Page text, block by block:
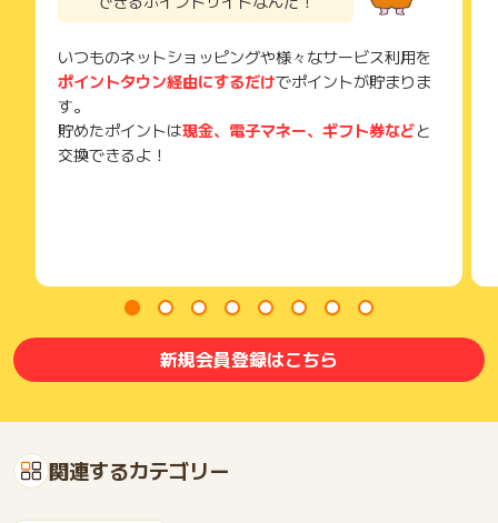
いつものネットショッピングや様々なサービス利用を
ポイントタウン経由にするだけでポイントが貯まりま
す。
貯めたポイントは現金、電子マネー、ギフト券などと
交換できるよ！
新規会員登録はこちら
関連するカテゴリー